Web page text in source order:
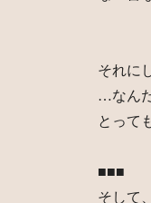
それに
…なん
とって
■■■
そして